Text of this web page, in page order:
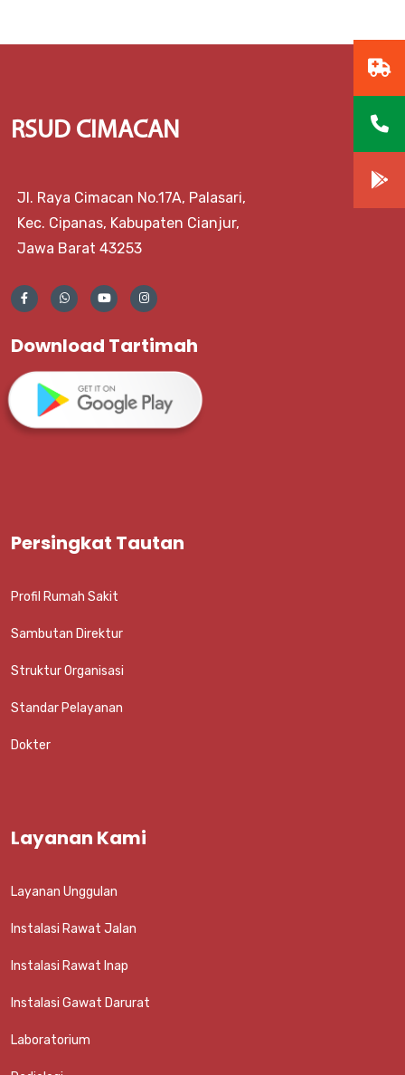
RSUD CIMACAN
Jl. Raya Cimacan No.17A, Palasari,
Kec. Cipanas, Kabupaten Cianjur,
Jawa Barat 43253
Download Tartimah
Persingkat Tautan
Profil Rumah Sakit
Sambutan Direktur
Struktur Organisasi
Standar Pelayanan
Dokter
Layanan Kami
Layanan Unggulan
Instalasi Rawat Jalan
Instalasi Rawat Inap
Instalasi Gawat Darurat
Laboratorium